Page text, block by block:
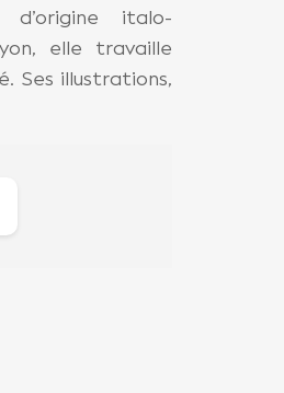
italo-
elle travaille
Ses illustrations,